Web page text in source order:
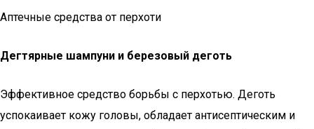
Аптечные средства от перхоти
Дегтярные шампуни и березовый деготь
Эффективное средство борьбы с перхотью. Деготь
успокаивает кожу головы, обладает антисептическим и